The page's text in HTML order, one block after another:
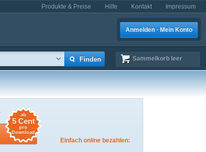
Produkte & Preise Hilfe Kontakt Impressum
Anmelden · Mein Konto
Sammelkorb leer
ab
5 Cent
pro
Download
Einfach online bezahlen: